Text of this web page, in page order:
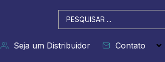
Pesquisar
...
Seja um Distribuidor Contato